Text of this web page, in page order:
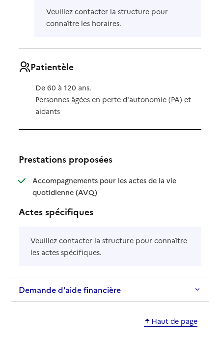
Veuillez contacter la structure pour
connaître les horaires.
Patientèle
De 60 à 120 ans.
Personnes âgées en perte d'autonomie (PA) et
aidants
Prestations proposées
Accompagnements pour les actes de la vie
quotidienne (AVQ): disponible
: non disponible
Actes spécifiques
Veuillez contacter la structure pour connaître
les actes spécifiques.
Demande d'aide financière
Haut de page